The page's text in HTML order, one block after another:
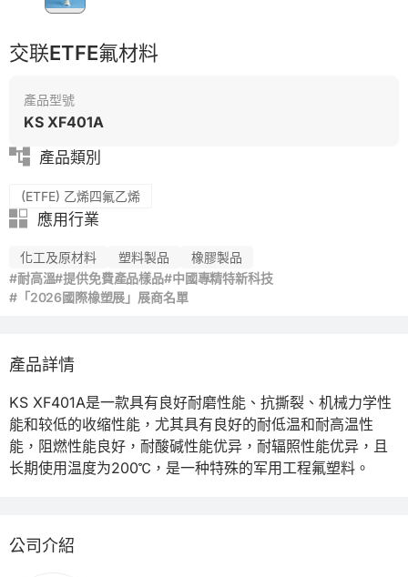
交联ETFE氟材料
產品型號
KS XF401A
產品類別
(ETFE) 乙烯四氟乙烯
應用行業
化工及原材料 塑料製品
橡膠製品
#耐高溫#提供免費產品樣品#中國專精特新科技
#「2026國際橡塑展」展商名單
產品詳情
KS XF401A是一款具有良好耐磨性能、抗撕裂、机械力学性
能和较低的收缩性能，尤其具有良好的耐低温和耐高温性
能，阻燃性能良好，耐酸碱性能优异，耐辐照性能优异，且
长期使用温度为200℃，是一种特殊的军用工程氟塑料。
公司介紹